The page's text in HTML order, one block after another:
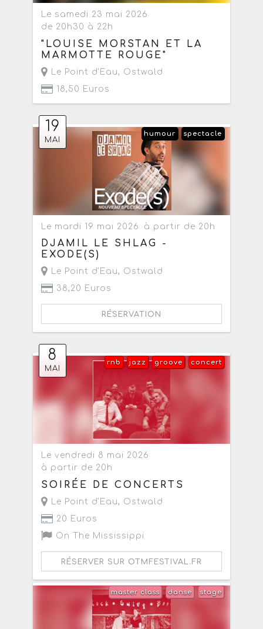
Le samedi 23 mai 2026
de 20h30 à 22h
"LOUISE MORSTAN ET LA
MARMOTTE ROUGE"
Le Point d'Eau, Ostwald
18,50 Euros
19
MAI
spectacle
humour
Le mardi 19 mai 2026 à partir de 20h
DJAMIL LE SHLAG -
EXODE(S)
Le Point d'Eau, Ostwald
38,20 Euros
RÉSERVATION
8
MAI
concert
groove
jazz
rnb
Le vendredi 8 mai 2026
à partir de 20h
SOIRÉE DE CONCERTS
Le Point d'Eau, Ostwald
20 Euros
On The Mississippi
RÉSERVER SUR OTMFESTIVAL.FR
stage
danse
master class